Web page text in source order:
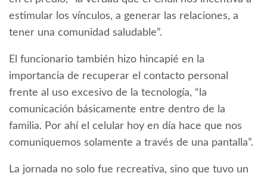
estimular los vínculos, a generar las relaciones, a
tener una comunidad saludable”.
El funcionario también hizo hincapié en la
importancia de recuperar el contacto personal
frente al uso excesivo de la tecnología, “la
comunicación básicamente entre dentro de la
familia. Por ahí el celular hoy en día hace que nos
comuniquemos solamente a través de una pantalla”.
La jornada no solo fue recreativa, sino que tuvo un